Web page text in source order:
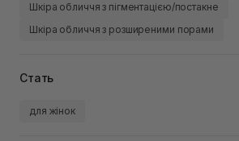
Шкіра обличчя з пігментацією/постакне
Шкіра обличчя з розширеними порами
Стать
для жінок